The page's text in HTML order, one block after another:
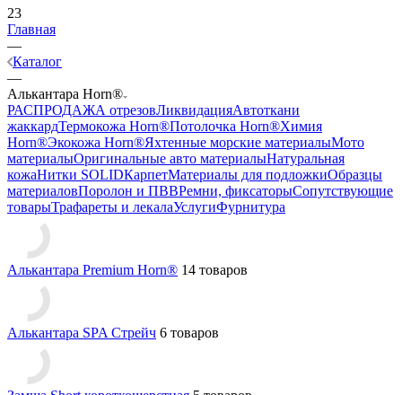
23
Главная
—
Каталог
—
Алькантара Horn®
РАСПРОДАЖА отрезовЛиквидацияАвтоткани
жаккардТермокожа Horn®Потолочка Horn®Химия
Horn®Экокожа Horn®Яхтенные морские материалыМото
материалыОригинальные авто материалыНатуральная
кожаНитки SOLIDКарпетМатериалы для подложкиОбразцы
материаловПоролон и ПВВРемни, фиксаторыСопутствующие
товарыТрафареты и лекалаУслугиФурнитура
Алькантара Premium Horn® 14 товаров
Алькантара SPA Стрейч 6 товаров